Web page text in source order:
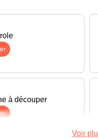
à découper
Voir